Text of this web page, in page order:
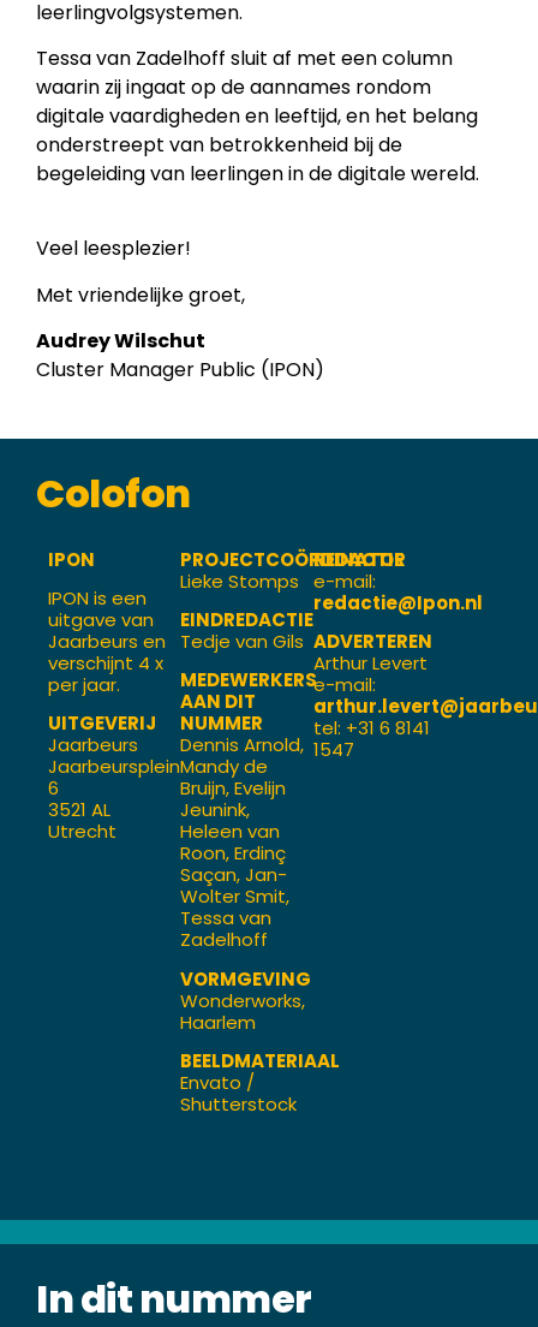
leerlingvolgsystemen.
Tessa van Zadelhoff sluit af met een column
waarin zij ingaat op de aannames rondom
digitale vaardigheden en leeftijd, en het belang
onderstreept van betrokkenheid bij de
begeleiding van leerlingen in de digitale wereld.
Veel leesplezier!
Met vriendelijke groet,
Audrey Wilschut
Cluster Manager Public (IPON)
Colofon
IPON
IPON is een
uitgave van
Jaarbeurs en
verschijnt 4 x
per jaar.
UITGEVERIJ
Jaarbeurs
Jaarbeursplein
6
3521 AL
Utrecht
PROJECTCOÖRDINATOR
Lieke Stomps
EINDREDACTIE
Tedje van Gils
MEDEWERKERS
AAN DIT
NUMMER
Dennis Arnold,
Mandy de
Bruijn, Evelijn
Jeunink,
Heleen van
Roon, Erdinç
Saçan, Jan-
Wolter Smit,
Tessa van
Zadelhoff
VORMGEVING
Wonderworks,
Haarlem
BEELDMATERIAAL
Envato /
Shutterstock
REDACTIE
e-mail:
redactie@Ipon.nl
ADVERTEREN
Arthur Levert
e-mail:
tel: +31 6 8141
1547
In dit nummer